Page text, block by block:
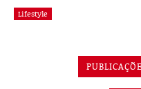
Lifestyle